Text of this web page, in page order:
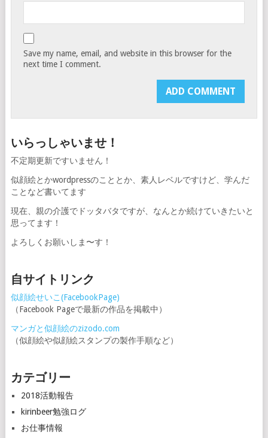
Save my name, email, and website in this browser for the
next time I comment.
いらっしゃいませ！
不定期更新ですいません！
似顔絵とかwordpressのこととか、素人レベルですけど、学んだ
ことなど書いてます
現在、親の介護でドッタバタですが、なんとか続けていきたいと
思ってます！
よろしくお願いしま〜す！
自サイトリンク
似顔絵せいこ(FacebookPage)
（Facebook Pageで最新の作品を掲載中）
マンガと似顔絵のzizodo.com
（似顔絵や似顔絵スタンプの製作手順など）
カテゴリー
2018活動報告
kirinbeer勉強ログ
お仕事情報